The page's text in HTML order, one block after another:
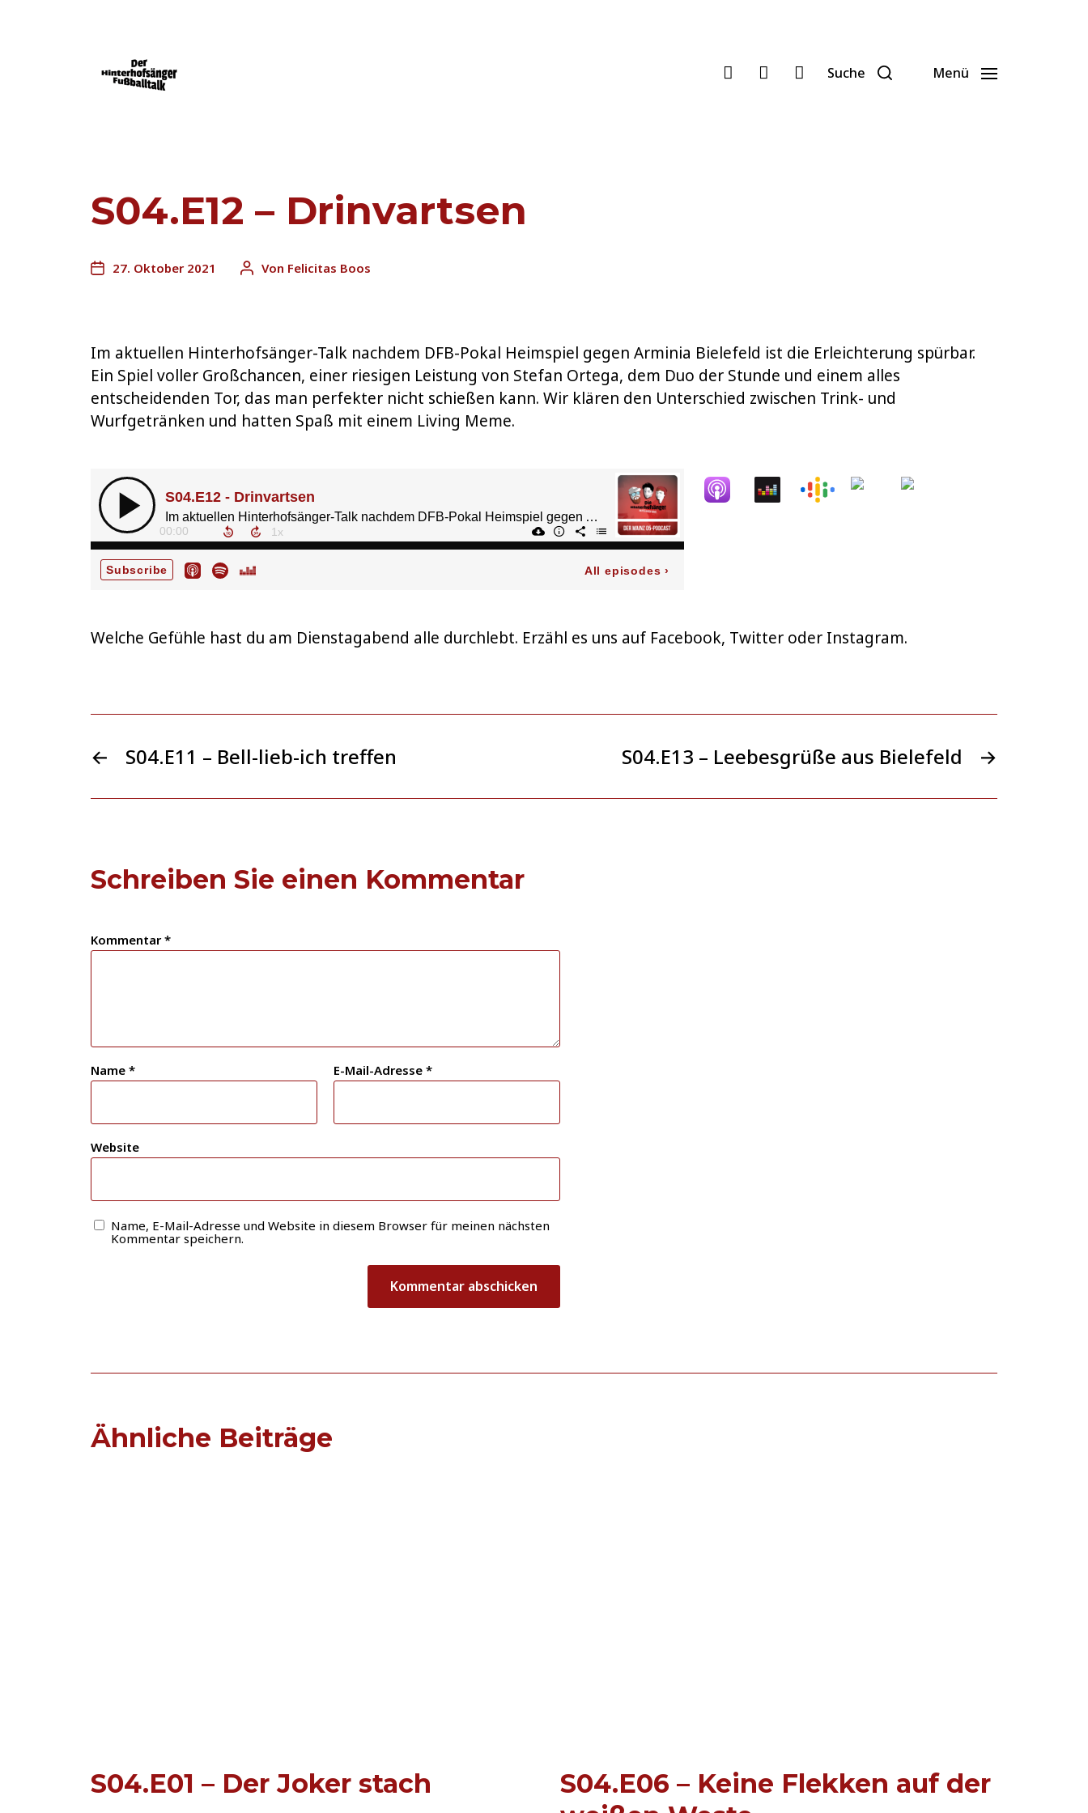
Der Mainz 05-Podcast powered by FUMS Suche Menü
S04.E12 – Drinvartsen
27. Oktober 2021 Von Felicitas Boos
Im aktuellen Hinterhofsänger-Talk nachdem DFB-Pokal Heimspiel gegen Arminia Bielefeld ist die Erleichterung spürbar.
Ein Spiel voller Großchancen, einer riesigen Leistung von Stefan Ortega, dem Duo der Stunde und einem alles
entscheidenden Tor, das man perfekter nicht schießen kann. Wir klären den Unterschied zwischen Trink- und
Wurfgetränken und hatten Spaß mit einem Living Meme.
Welche Gefühle hast du am Dienstagabend alle durchlebt. Erzähl es uns auf Facebook, Twitter oder Instagram.
← S04.E11 – Bell-lieb-ich treffen →
S04.E13 – Leebesgrüße aus Bielefeld
Schreiben Sie einen Kommentar
Kommentar*
Name * E-Mail-Adresse *
Website
Name, E-Mail-Adresse und Website in diesem Browser für meinen nächsten
Kommentar speichern.
Ähnliche Beiträge
S04.E01 – Der Joker stach
S04.E06 – Keine Flekken auf der